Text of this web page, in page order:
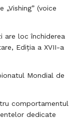
(voice
are loc închiderea
Ediția a XVII-a
Mondial de
comportamentul
dedicate